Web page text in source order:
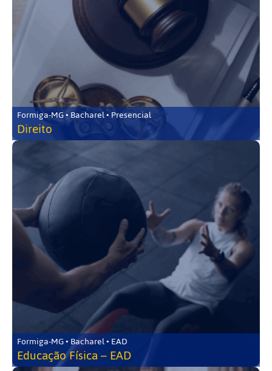
Formiga-MG • Bacharel • Presencial
Direito
Formiga-MG • Bacharel • EAD
Educação Física – EAD